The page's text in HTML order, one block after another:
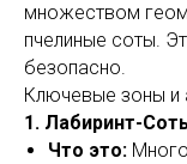
множеством
пчелиные соты.
безопасно.
Ключевые зоны и
1. Лабиринт-
Что это: